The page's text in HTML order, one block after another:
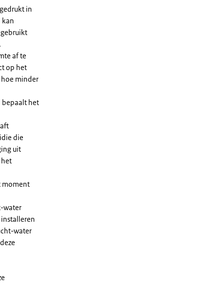
in
kan
af te
op het
hoe minder
bepaalt het
die
uit
moment
water
water